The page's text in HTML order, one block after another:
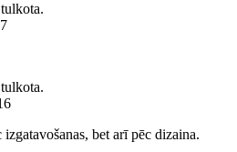
bet arī pēc dizaina.